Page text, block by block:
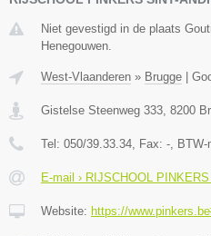
Niet gevestigd in de plaats
Henegouwen.
West-Vlaanderen » Brugge
Gistelse Steenweg 333, 8200
Tel: 050/39.33.34, Fax: -, BTW-
E-mail › RIJSCHOOL
Website: https://